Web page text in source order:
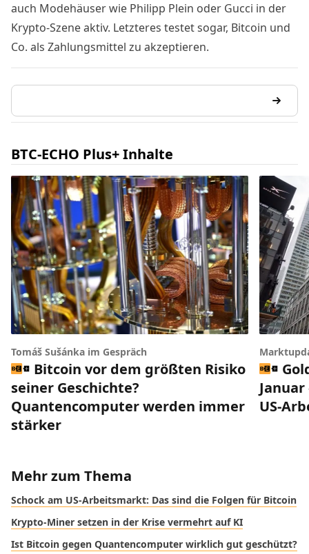
auch Modehäuser wie Philipp Plein oder Gucci in der
Krypto-Szene aktiv. Letzteres testet sogar, Bitcoin und
Co. als Zahlungsmittel zu akzeptieren.
BTC-ECHO Plus+ Inhalte
Tomáš Sušánka im Gespräch
Bitcoin vor dem größten Risiko
seiner Geschichte?
Quantencomputer werden immer
stärker
US-
Mehr zum Thema
Schock am US-Arbeitsmarkt: Das sind die Folgen für Bitcoin
Krypto-Miner setzen in der Krise vermehrt auf KI
Ist Bitcoin gegen Quantencomputer wirklich gut geschützt?